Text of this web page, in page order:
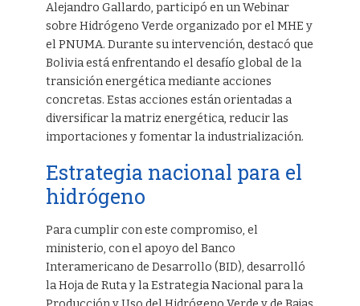
Alejandro Gallardo, participó en un Webinar
sobre Hidrógeno Verde organizado por el MHE y
el PNUMA. Durante su intervención, destacó que
Bolivia está enfrentando el desafío global de la
transición energética mediante acciones
concretas. Estas acciones están orientadas a
diversificar la matriz energética, reducir las
importaciones y fomentar la industrialización.
Estrategia nacional para el
hidrógeno
Para cumplir con este compromiso, el
ministerio, con el apoyo del Banco
Interamericano de Desarrollo (BID), desarrolló
la Hoja de Ruta y la Estrategia Nacional para la